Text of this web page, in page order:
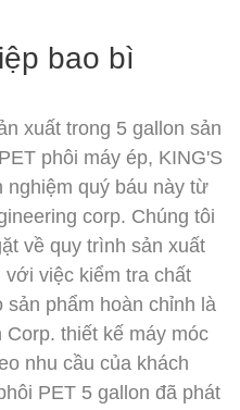
bao bì
xuất trong 5 gallon sản
phôi máy ép, KING'S
nghiệm quý báu này từ
corp. Chúng tôi
về quy trình sản xuất
việc kiểm tra chất
sản phẩm hoàn chỉnh là
Corp. thiết kế máy móc
nhu cầu của khách
PET 5 gallon đã phát